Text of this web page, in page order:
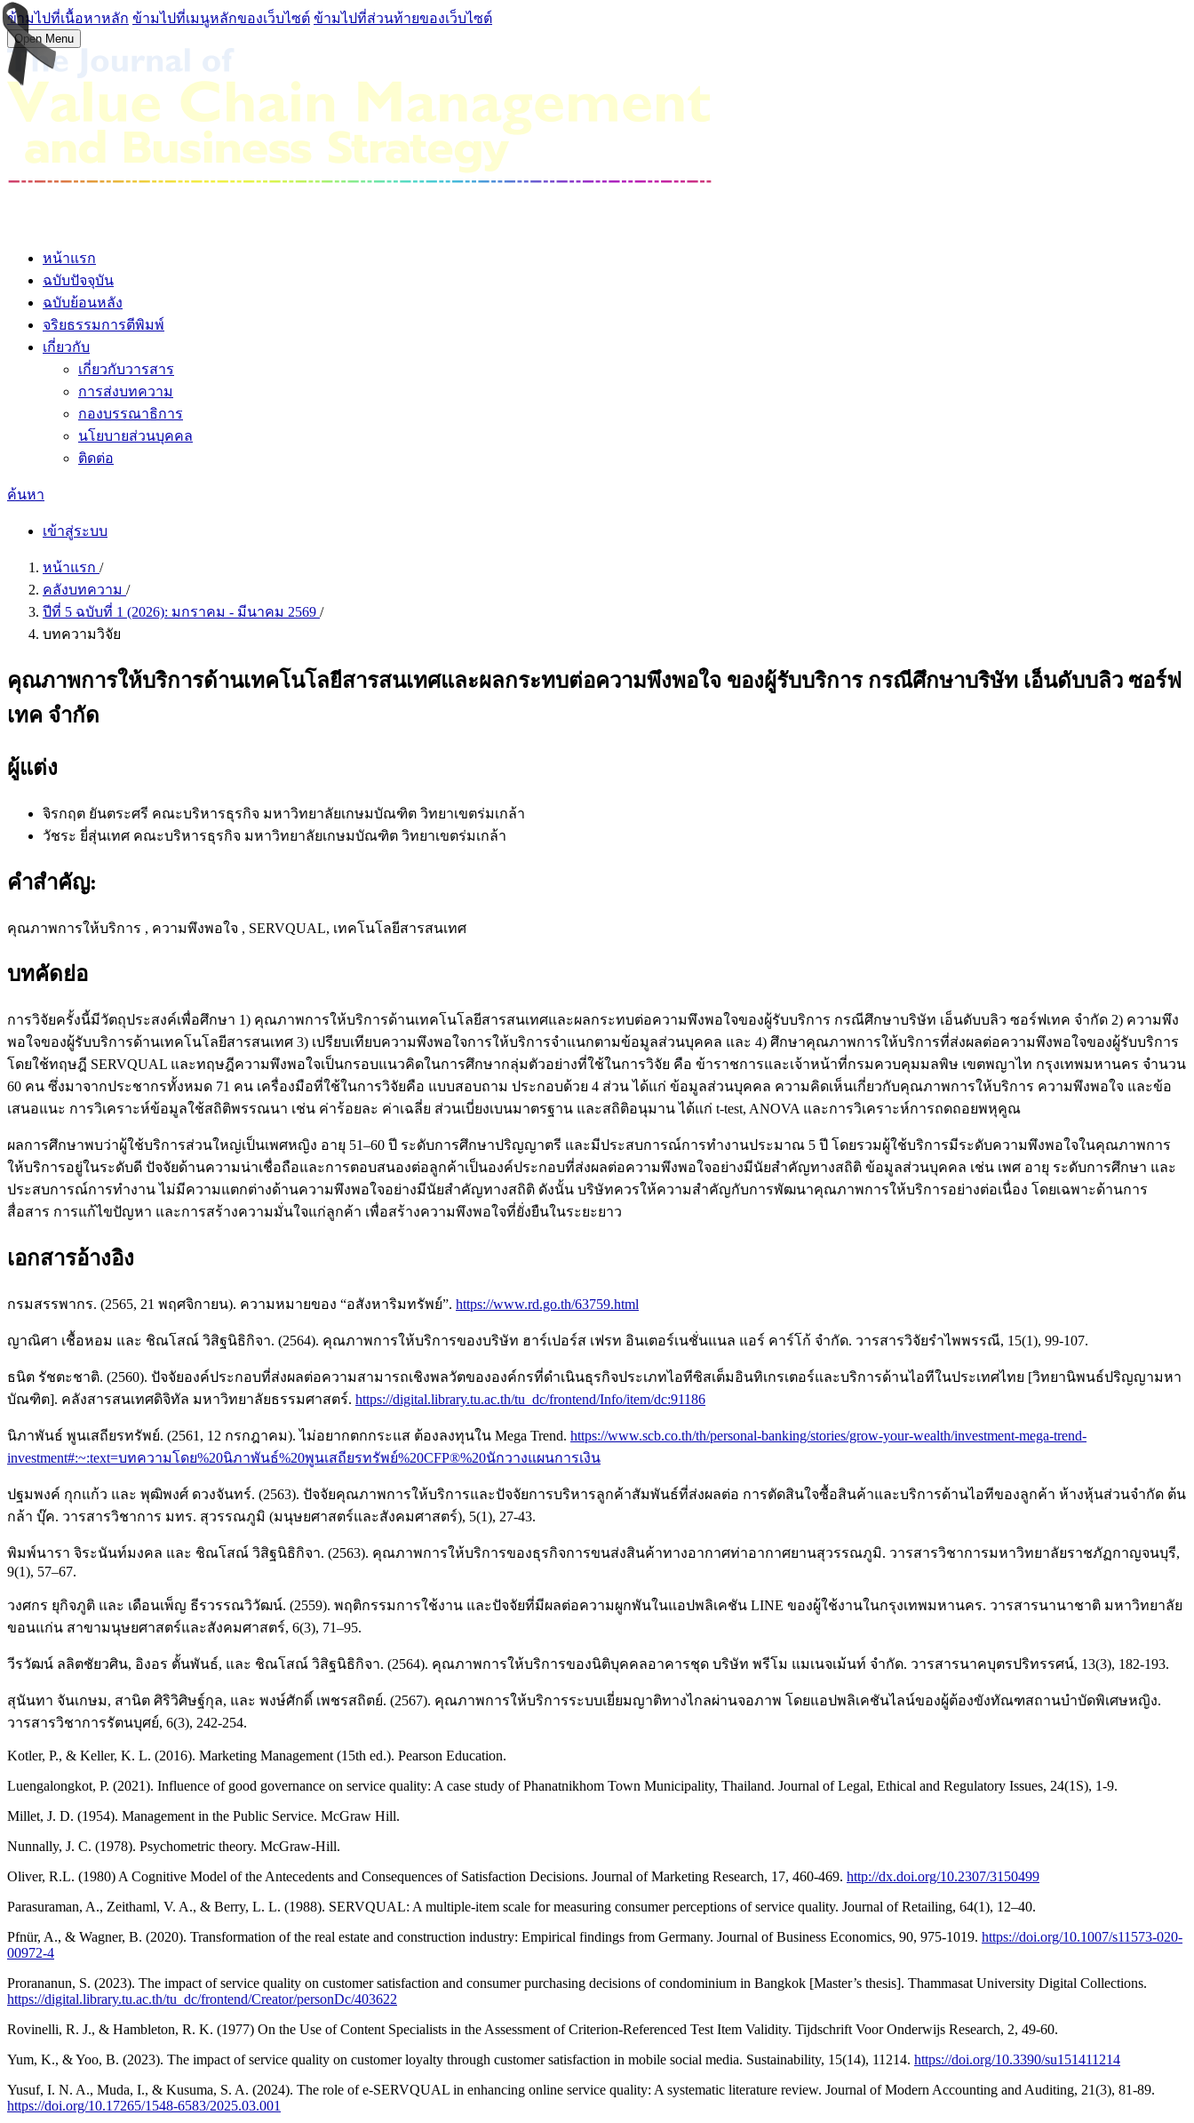
ข้ามไปที่เนื้อหาหลัก ข้ามไปที่เมนูหลักของเว็บไซต์ ข้ามไปที่ส่วนท้ายของเว็บไซต์
Open Menu
หน้าแรก
ฉบับปัจจุบัน
ฉบับย้อนหลัง
จริยธรรมการตีพิมพ์
เกี่ยวกับ
เกี่ยวกับวารสาร
การส่งบทความ
กองบรรณาธิการ
นโยบายส่วนบุคคล
ติดต่อ
ค้นหา
เข้าสู่ระบบ
หน้าแรก /
คลังบทความ /
ปีที่ 5 ฉบับที่ 1 (2026): มกราคม - มีนาคม 2569 /
บทความวิจัย
คุณภาพการให้บริการด้านเทคโนโลยีสารสนเทศและผลกระทบต่อความพึงพอใจ ของผู้รับบริการ กรณีศึกษาบริษัท เอ็นดับบลิว ซอร์ฟ
เทค จำกัด
ผู้แต่ง
จิรกฤต ยันตระศรี คณะบริหารธุรกิจ มหาวิทยาลัยเกษมบัณฑิต วิทยาเขตร่มเกล้า
วัชระ ยี่สุ่นเทศ คณะบริหารธุรกิจ มหาวิทยาลัยเกษมบัณฑิต วิทยาเขตร่มเกล้า
คำสำคัญ:
คุณภาพการให้บริการ , ความพึงพอใจ , SERVQUAL, เทคโนโลยีสารสนเทศ
บทคัดย่อ
การวิจัยครั้งนี้มีวัตถุประสงค์เพื่อศึกษา 1) คุณภาพการให้บริการด้านเทคโนโลยีสารสนเทศและผลกระทบต่อความพึงพอใจของผู้รับบริการ กรณีศึกษาบริษัท เอ็นดับบลิว ซอร์ฟเทค จำกัด 2) ความพึง
พอใจของผู้รับบริการด้านเทคโนโลยีสารสนเทศ 3) เปรียบเทียบความพึงพอใจการให้บริการจำแนกตามข้อมูลส่วนบุคคล และ 4) ศึกษาคุณภาพการให้บริการที่ส่งผลต่อความพึงพอใจของผู้รับบริการ
โดยใช้ทฤษฎี SERVQUAL และทฤษฎีความพึงพอใจเป็นกรอบแนวคิดในการศึกษากลุ่มตัวอย่างที่ใช้ในการวิจัย คือ ข้าราชการและเจ้าหน้าที่กรมควบคุมมลพิษ เขตพญาไท กรุงเทพมหานคร จำนวน
60 คน ซึ่งมาจากประชากรทั้งหมด 71 คน เครื่องมือที่ใช้ในการวิจัยคือ แบบสอบถาม ประกอบด้วย 4 ส่วน ได้แก่ ข้อมูลส่วนบุคคล ความคิดเห็นเกี่ยวกับคุณภาพการให้บริการ ความพึงพอใจ และข้อ
เสนอแนะ การวิเคราะห์ข้อมูลใช้สถิติพรรณนา เช่น ค่าร้อยละ ค่าเฉลี่ย ส่วนเบี่ยงเบนมาตรฐาน และสถิติอนุมาน ได้แก่ t-test, ANOVA และการวิเคราะห์การถดถอยพหุคูณ
ผลการศึกษาพบว่าผู้ใช้บริการส่วนใหญ่เป็นเพศหญิง อายุ 51–60 ปี ระดับการศึกษาปริญญาตรี และมีประสบการณ์การทำงานประมาณ 5 ปี โดยรวมผู้ใช้บริการมีระดับความพึงพอใจในคุณภาพการ
ให้บริการอยู่ในระดับดี ปัจจัยด้านความน่าเชื่อถือและการตอบสนองต่อลูกค้าเป็นองค์ประกอบที่ส่งผลต่อความพึงพอใจอย่างมีนัยสำคัญทางสถิติ ข้อมูลส่วนบุคคล เช่น เพศ อายุ ระดับการศึกษา และ
ประสบการณ์การทำงาน ไม่มีความแตกต่างด้านความพึงพอใจอย่างมีนัยสำคัญทางสถิติ ดังนั้น บริษัทควรให้ความสำคัญกับการพัฒนาคุณภาพการให้บริการอย่างต่อเนื่อง โดยเฉพาะด้านการ
สื่อสาร การแก้ไขปัญหา และการสร้างความมั่นใจแก่ลูกค้า เพื่อสร้างความพึงพอใจที่ยั่งยืนในระยะยาว
เอกสารอ้างอิง
กรมสรรพากร. (2565, 21 พฤศจิกายน). ความหมายของ “อสังหาริมทรัพย์”. https://www.rd.go.th/63759.html
ญาณิศา เชื้อหอม และ ชิณโสณ์ วิสิฐนิธิกิจา. (2564). คุณภาพการให้บริการของบริษัท ฮาร์เปอร์ส เฟรท อินเตอร์เนชั่นแนล แอร์ คาร์โก้ จำกัด. วารสารวิจัยรำไพพรรณี, 15(1), 99-107.
ธนิต รัชตะชาติ. (2560). ปัจจัยองค์ประกอบที่ส่งผลต่อความสามารถเชิงพลวัตขององค์กรที่ดำเนินธุรกิจประเภทไอทีซิสเต็มอินทิเกรเตอร์และบริการด้านไอทีในประเทศไทย [วิทยานิพนธ์ปริญญามหา
บัณฑิต]. คลังสารสนเทศดิจิทัล มหาวิทยาลัยธรรมศาสตร์. https://digital.library.tu.ac.th/tu_dc/frontend/Info/item/dc:91186
นิภาพันธ์ พูนเสถียรทรัพย์. (2561, 12 กรกฎาคม). ไม่อยากตกกระแส ต้องลงทุนใน Mega Trend. https://www.scb.co.th/th/personal-banking/stories/grow-your-wealth/investment-mega-trend-
investment#:~:text=บทความโดย%20นิภาพันธ์%20พูนเสถียรทรัพย์%20CFP®%20นักวางแผนการเงิน
ปฐมพงค์ กุกแก้ว และ พุฒิพงศ์ ดวงจันทร์. (2563). ปัจจัยคุณภาพการให้บริการและปัจจัยการบริหารลูกค้าสัมพันธ์ที่ส่งผลต่อ การตัดสินใจซื้อสินค้าและบริการด้านไอทีของลูกค้า ห้างหุ้นส่วนจํากัด ต้น
กล้า บุ๊ค. วารสารวิชาการ มทร. สุวรรณภูมิ (มนุษยศาสตร์และสังคมศาสตร์), 5(1), 27-43.
พิมพ์นารา จิระนันท์มงคล และ ชิณโสณ์ วิสิฐนิธิกิจา. (2563). คุณภาพการให้บริการของธุรกิจการขนส่งสินค้าทางอากาศท่าอากาศยานสุวรรณภูมิ. วารสารวิชาการมหาวิทยาลัยราชภัฏกาญจนบุรี,
9(1), 57–67.
วงศกร ยุกิจภูติ และ เดือนเพ็ญ ธีรวรรณวิวัฒน์. (2559). พฤติกรรมการใช้งาน และปัจจัยที่มีผลต่อความผูกพันในแอปพลิเคชัน LINE ของผู้ใช้งานในกรุงเทพมหานคร. วารสารนานาชาติ มหาวิทยาลัย
ขอนแก่น สาขามนุษยศาสตร์และสังคมศาสตร์, 6(3), 71–95.
วีรวัฒน์ ลลิตชัยวศิน, อิงอร ตั้นพันธ์, และ ชิณโสณ์ วิสิฐนิธิกิจา. (2564). คุณภาพการให้บริการของนิติบุคคลอาคารชุด บริษัท พรีโม แมเนจเม้นท์ จำกัด. วารสารนาคบุตรปริทรรศน์, 13(3), 182-193.
สุนันทา จันเกษม, สานิต ศิริวิศิษฐ์กุล, และ พงษ์ศักดิ์ เพชรสถิตย์. (2567). คุณภาพการให้บริการระบบเยี่ยมญาติทางไกลผ่านจอภาพ โดยแอปพลิเคชันไลน์ของผู้ต้องขังทัณฑสถานบำบัดพิเศษหญิง.
วารสารวิชาการรัตนบุศย์, 6(3), 242-254.
Kotler, P., & Keller, K. L. (2016). Marketing Management (15th ed.). Pearson Education.
Luengalongkot, P. (2021). Influence of good governance on service quality: A case study of Phanatnikhom Town Municipality, Thailand. Journal of Legal, Ethical and Regulatory Issues, 24(1S), 1-9.
Millet, J. D. (1954). Management in the Public Service. McGraw Hill.
Nunnally, J. C. (1978). Psychometric theory. McGraw-Hill.
Oliver, R.L. (1980) A Cognitive Model of the Antecedents and Consequences of Satisfaction Decisions. Journal of Marketing Research, 17, 460-469. http://dx.doi.org/10.2307/3150499
Parasuraman, A., Zeithaml, V. A., & Berry, L. L. (1988). SERVQUAL: A multiple-item scale for measuring consumer perceptions of service quality. Journal of Retailing, 64(1), 12–40.
Pfnür, A., & Wagner, B. (2020). Transformation of the real estate and construction industry: Empirical findings from Germany. Journal of Business Economics, 90, 975-1019. https://doi.org/10.1007/s11573-020-
00972-4
Prorananun, S. (2023). The impact of service quality on customer satisfaction and consumer purchasing decisions of condominium in Bangkok [Master’s thesis]. Thammasat University Digital Collections.
https://digital.library.tu.ac.th/tu_dc/frontend/Creator/personDc/403622
Rovinelli, R. J., & Hambleton, R. K. (1977) On the Use of Content Specialists in the Assessment of Criterion-Referenced Test Item Validity. Tijdschrift Voor Onderwijs Research, 2, 49-60.
Yum, K., & Yoo, B. (2023). The impact of service quality on customer loyalty through customer satisfaction in mobile social media. Sustainability, 15(14), 11214. https://doi.org/10.3390/su151411214
Yusuf, I. N. A., Muda, I., & Kusuma, S. A. (2024). The role of e-SERVQUAL in enhancing online service quality: A systematic literature review. Journal of Modern Accounting and Auditing, 21(3), 81-89.
https://doi.org/10.17265/1548-6583/2025.03.001